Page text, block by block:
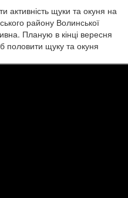
активність щуки та окуня на
району Волинської
Планую в кінці вересня
половити щуку та окуня